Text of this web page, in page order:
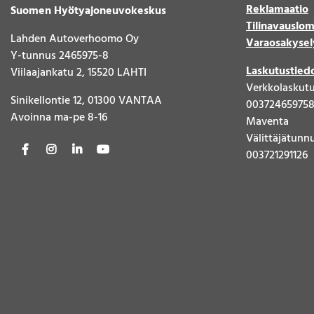
Suomen Hyötyajoneuvokeskus
Lahden Autoverhoomo Oy
Y-tunnus 2465975-8
Viilaajankatu 2, 15520 LAHTI
Sinikellontie 12, 01300 VANTAA
Avoinna ma-pe 8-16
Reklamaatio
003724659758
Maventa
003721291126